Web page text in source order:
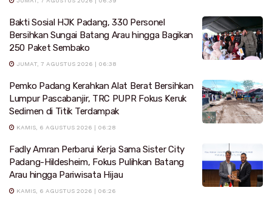
Bakti Sosial HJK Padang, 330 Personel
Bersihkan Sungai Batang Arau hingga Bagikan
250 Paket Sembako
JUMAT, 7 AGUSTUS 2026 | 06:38
Pemko Padang Kerahkan Alat Berat Bersihkan
Lumpur Pascabanjir, TRC PUPR Fokus Keruk
Sedimen di Titik Terdampak
KAMIS, 6 AGUSTUS 2026 | 06:28
Fadly Amran Perbarui Kerja Sama Sister City
Padang-Hildesheim, Fokus Pulihkan Batang
Arau hingga Pariwisata Hijau
KAMIS, 6 AGUSTUS 2026 | 06:26